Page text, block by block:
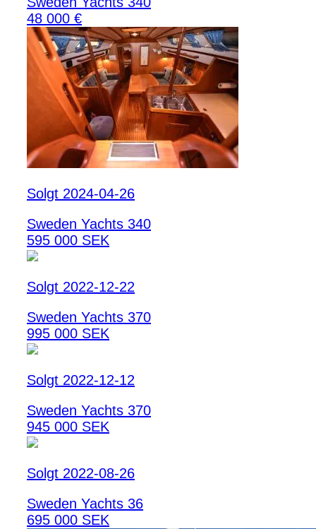
48 000 €
Solgt 2024-04-26
Sweden Yachts 340
595 000 SEK
Solgt 2022-12-22
Sweden Yachts 370
995 000 SEK
Solgt 2022-12-12
Sweden Yachts 370
945 000 SEK
Solgt 2022-08-26
Sweden Yachts 36
695 000 SEK